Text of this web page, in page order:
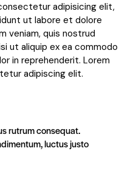
adipisicing elit,
ut labore et dolore
veniam, quis nostrud
ut aliquip ex ea commodo
in reprehenderit. Lorem
adipiscing elit.
rutrum consequat.
luctus justo